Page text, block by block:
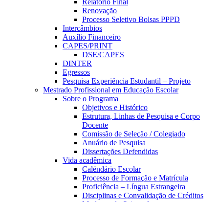
Relatório Final
Renovação
Processo Seletivo Bolsas PPPD
Intercâmbios
Auxílio Financeiro
CAPES/PRINT
DSE/CAPES
DINTER
Egressos
Pesquisa Experiência Estudantil – Projeto
Mestrado Profissional em Educação Escolar
Sobre o Programa
Objetivos e Histórico
Estrutura, Linhas de Pesquisa e Corpo
Docente
Comissão de Seleção / Colegiado
Anuário de Pesquisa
Dissertações Defendidas
Vida acadêmica
Caléndário Escolar
Processo de Formação e Matrícula
Proficiência – Língua Estrangeira
Disciplinas e Convalidação de Créditos